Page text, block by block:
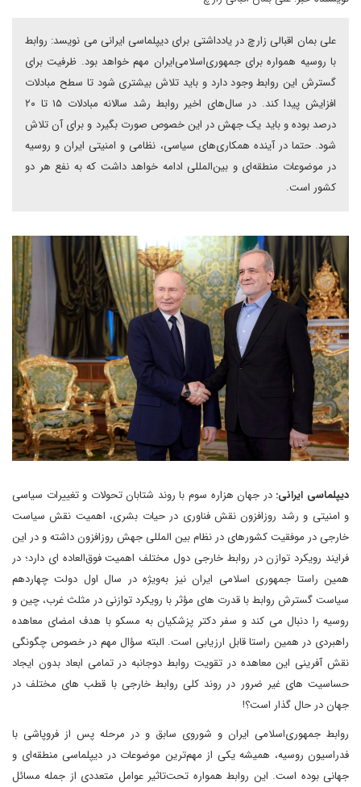
علی بمان اقبالی زارچ در یادداشتی برای دیپلماسی ایرانی می نویسد: روابط
با روسیه همواره برای جمهوری‌اسلامی‌ایران مهم خواهد بود. ظرفیت برای
گسترش این روابط وجود دارد و باید تلاش بیشتری شود تا سطح مبادلات
افزایش پیدا کند. در سال‌های اخیر روابط رشد سالانه مبادلات ۱۵ تا ۲۰
درصد بوده و باید یک جهش در این خصوص صورت بگیرد و برای آن تلاش
شود. حتما در آینده همکاری‌های سیاسی، نظامی و امنیتی ایران و روسیه
در موضوعات منطقه‌ای و بین‌المللی ادامه خواهد داشت که به نفع هر دو
کشور است.
دیپلماسی ایرانی:در جهان هزاره سوم با روند شتابان تحولات و تغییرات سیاسی
و امنیتی و رشد روزافزون نقش فناوری در حیات بشری، اهمیت نقش سیاست
خارجی در موفقیت کشورهای در نظام بین المللی جهش روزافزون داشته و در این
فرایند رویکرد توازن در روابط خارجی دول مختلف اهمیت فوق‌العاده ای دارد؛ در
همین راستا جمهوری اسلامی ایران نیز به‌ویژه در سال اول دولت چهاردهم
سیاست گسترش روابط با قدرت های مؤثر با رویکرد توازنی در مثلث غرب، چین و
روسیه را دنبال می کند و سفر دکتر پزشکیان به مسکو با هدف امضای معاهده
راهبردی در همین راستا قابل ارزیابی است. البته سؤال مهم در خصوص چگونگی
نقش آفرینی این معاهده در تقویت روابط دوجانبه در تمامی ابعاد بدون ایجاد
حساسیت های غیر ضرور در روند کلی روابط خارجی با قطب های مختلف در
جهان در حال گذار است؟!
روابط جمهوری‌اسلامی ایران و شوروی سابق و در مرحله پس از فروپاشی با
فدراسیون روسیه، همیشه یکی از مهم‌ترین موضوعات در دیپلماسی منطقه‌ای و
جهانی بوده است. این روابط همواره تحت‌تاثیر عوامل متعددی از جمله مسائل